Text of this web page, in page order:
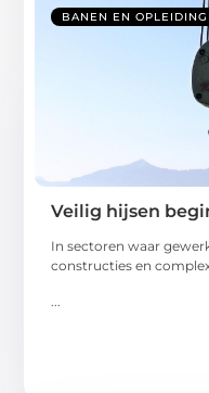
BANEN EN
Veilig hijsen
In sectoren waar
constructies en